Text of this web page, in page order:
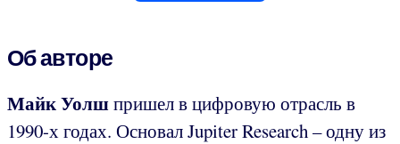
Об авторе
Майк Уолшпришел в цифровую отрасль в
1990-х годах. Основал Jupiter Research – одну из